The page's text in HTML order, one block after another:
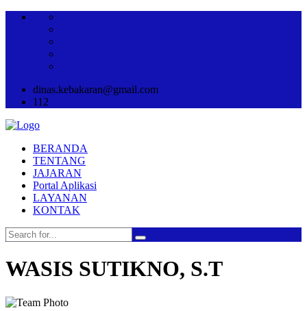
dinas.kebakaran@gmail.com
112
BERANDA
TENTANG
JAJARAN
Portal Aplikasi
LAYANAN
KONTAK
WASIS SUTIKNO, S.T